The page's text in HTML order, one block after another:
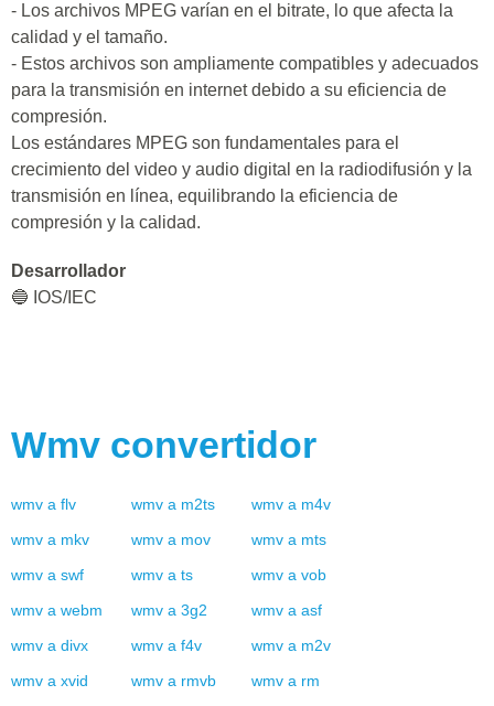
- Los archivos MPEG varían en el bitrate, lo que afecta la
calidad y el tamaño.
- Estos archivos son ampliamente compatibles y adecuados
para la transmisión en internet debido a su eficiencia de
compresión.
Los estándares MPEG son fundamentales para el
crecimiento del video y audio digital en la radiodifusión y la
transmisión en línea, equilibrando la eficiencia de
compresión y la calidad.
Desarrollador
🔵 IOS/IEC
Wmv convertidor
wmv a flv wmv a m2ts wmv a m4v
wmv a mkv wmv a mov wmv a mts
wmv a swf wmv a ts wmv a vob
wmv a webm wmv a 3g2 wmv a asf
wmv a divx wmv a f4v wmv a m2v
wmv a xvid wmv a rmvb wmv a rm